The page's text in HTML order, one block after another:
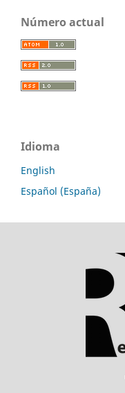
Número actual
Idioma
English
Español (España)